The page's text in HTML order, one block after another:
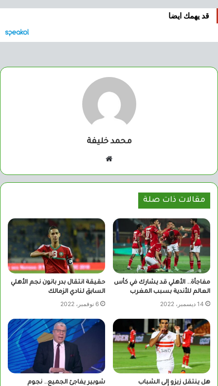
قد يهمك ايضا
محمد خليفة
مقالات ذات صلة
مفاجأة.. الأهلي قد يشارك في كأس
العالم للأندية بسبب المغرب
14 ديسمبر، 2022
حقيقة انتقال بدر بانون نجم الأهلي
السابق لنادي الزمالك
6 نوفمبر، 2022
هل ينتقل زيزو إلى الشباب
شوبير يفاجئ الجميع.. نجوم